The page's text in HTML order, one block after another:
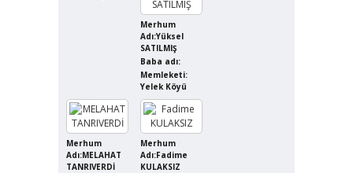
Merhum
Adı:Yüksel
SATILMIŞ
Baba adı:
Memleketi:
Yelek Köyü
Merhum
Adı:MELAHAT
TANRIVERDİ
Merhum
Adı:Fadime
KULAKSIZ